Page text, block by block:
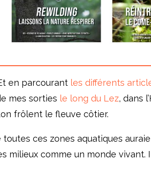
en parcourant les différents
mes sorties le long du Lez, dans
frôlent le fleuve côtier.
toutes ces zones aquatiques
milieux comme un monde vivant.